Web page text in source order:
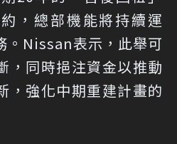
，總部機能將持續運
。Nissan表示，此舉可
，同時挹注資金以推動
，強化中期重建計畫的